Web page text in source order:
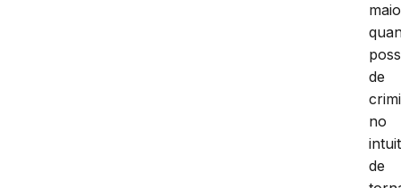
de
no
de